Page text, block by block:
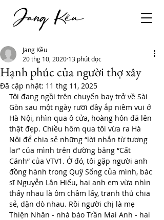
Hạnh phúc của người thợ xây
Jang Kều
20 thg 10, 2020 13 phút đọc
Đã cập nhật: 11 thg 11, 2025
Tôi đang ngồi trên chuyến bay trở về Sài
Gòn sau một ngày rưỡi đầy ắp niềm vui ở
Hà Nội, nhìn qua ô cửa, hoàng hôn đã lên
thật đẹp. Chiều hôm qua tôi vừa ra Hà
Nội để chia sẻ những “lời nhắn từ tương
lai” của mình trên đường băng “Cất
Cánh” của VTV1. Ở đó, tôi gặp người anh
đồng hành trong Quỹ Sống của mình, bác
sĩ Nguyễn Lân Hiếu, hai anh em vừa nhìn
thấy nhau là ôm chầm lấy, tranh thủ chia
sẻ, dặn dò nhau. Rồi người chị là mẹ
Thiện Nhân - nhà báo Trần Mai Anh - hai